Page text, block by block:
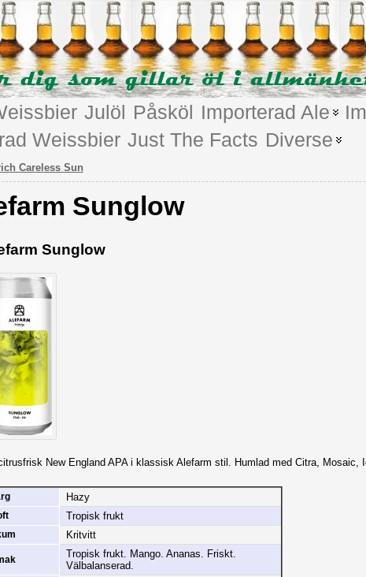
Julöl Påsköl Importerad Ale
Weissbier Just The Facts Diverse
Careless Sun
Sunglow
Sunglow
New England APA i klassisk Alefarm stil. Humlad med Citra, Mosaic,
Hazy
Tropisk frukt
Kritvitt
Tropisk frukt. Mango. Ananas. Friskt.
Välbalanserad.